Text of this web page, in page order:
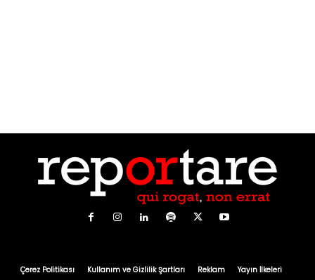
Çerez Politikası Kullanım ve Gizlilik Şartları Reklam Yayın İlkeleri